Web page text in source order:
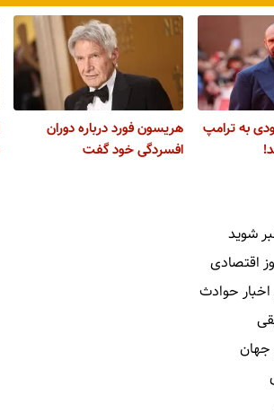
به ترامپ
هریسون فورد درباره دوران
افسردگی خود گفت
شوید
اقتصادی
حوادث
جهان